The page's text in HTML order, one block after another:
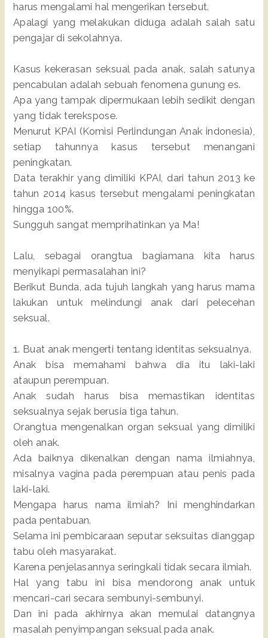
harus mengalami hal mengerikan tersebut.
Apalagi yang melakukan diduga adalah salah satu
pengajar di sekolahnya.
Kasus kekerasan seksual pada anak, salah satunya
pencabulan adalah sebuah fenomena gunung es.
Apa yang tampak dipermukaan lebih sedikit dengan
yang tidak terekspose.
Menurut KPAI (Komisi Perlindungan Anak indonesia),
setiap tahunnya kasus tersebut menangani
peningkatan.
Data terakhir yang dimiliki KPAI, dari tahun 2013 ke
tahun 2014 kasus tersebut mengalami peningkatan
hingga 100%.
Sungguh sangat memprihatinkan ya Ma!
Lalu, sebagai orangtua bagiamana kita harus
menyikapi permasalahan ini?
Berikut Bunda, ada tujuh langkah yang harus mama
lakukan untuk melindungi anak dari pelecehan
seksual.
1. Buat anak mengerti tentang identitas seksualnya.
Anak bisa memahami bahwa dia itu laki-laki
ataupun perempuan.
Anak sudah harus bisa memastikan identitas
seksualnya sejak berusia tiga tahun.
Orangtua mengenalkan organ seksual yang dimiliki
oleh anak.
Ada baiknya dikenalkan dengan nama ilmiahnya,
misalnya vagina pada perempuan atau penis pada
laki-laki.
Mengapa harus nama ilmiah? Ini menghindarkan
pada pentabuan.
Selama ini pembicaraan seputar seksuitas dianggap
tabu oleh masyarakat.
Karena penjelasannya seringkali tidak secara ilmiah.
Hal yang tabu ini bisa mendorong anak untuk
mencari-cari secara sembunyi-sembunyi.
Dan ini pada akhirnya akan memulai datangnya
masalah penyimpangan seksual pada anak.